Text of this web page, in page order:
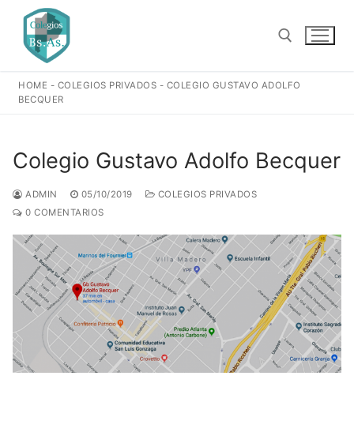
contenido
HOME - COLEGIOS PRIVADOS - COLEGIO GUSTAVO ADOLFO
BECQUER
Colegio Gustavo Adolfo Becquer
ADMIN 05/10/2019
COLEGIOS PRIVADOS
0 COMENTARIOS